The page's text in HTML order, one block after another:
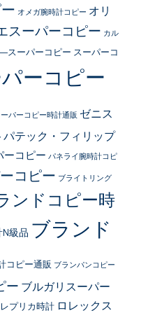
オメガ腕時計コピー オリ
スーパーコピー カル
スーパーコピー スーパーコ
ーコピー
パーコピー時計通販 ゼニス
パテック・フィリップ
ーコピー パネライ腕時計コピ
コピー ブライトリング
ンドコピー時
級品 ブランド
コピー通販 ブランパンコピー
ー ブルガリスーパー
レプリカ時計 ロレックス